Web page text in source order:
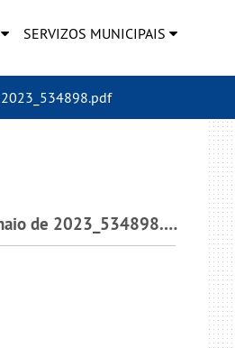
SERVIZOS MUNICIPAIS
2023_G010_000008_Acta nº 8 Pleno extraordinario urxente de 25 de maio de 2023_534898.pdf